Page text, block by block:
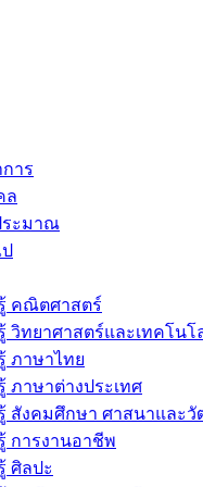
าร
ล
ระมาณ
คณิตศาสตร์
วิทยาศาสตร์และเทคโนโ
ภาษาไทย
ภาษาต่างประเทศ
สังคมศึกษา ศาสนาและ
การงานอาชีพ
ศิลปะ